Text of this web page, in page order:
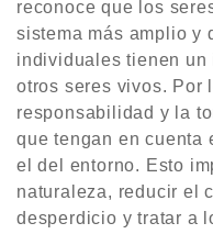
reconoce que los
sistema más amplio y
individuales tienen un
otros seres vivos. Por
responsabilidad y la
que tengan en cuenta
el del entorno. Esto
naturaleza, reducir el
desperdicio y tratar a